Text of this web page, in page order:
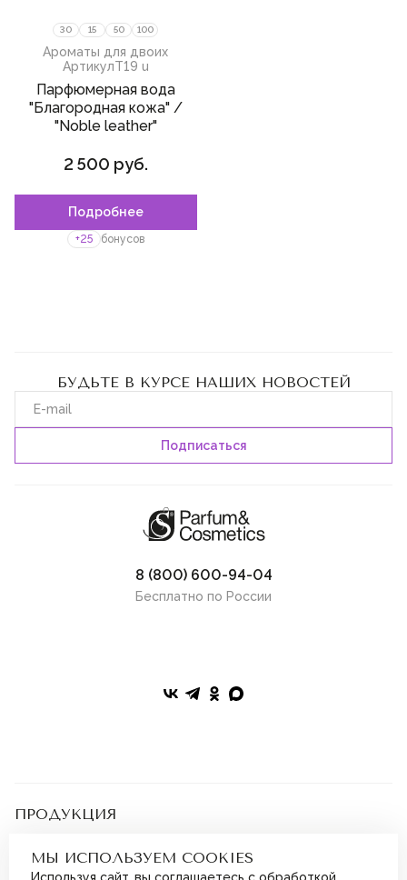
30 15 50 100
Ароматы для двоих
АртикулT19 u
Парфюмерная вода
"Благородная кожа" /
"Noble leather"
2 500 руб.
Подробнее
+25 бонусов
БУДЬТЕ В КУРСЕ НАШИХ НОВОСТЕЙ
8 (800) 600-94-04
Бесплатно по России
ПРОДУКЦИЯ
Косметика
Наборы
ПОКУПАТЕЛЯМ
Бонусная программа
МЫ ИСПОЛЬЗУЕМ COOKIES